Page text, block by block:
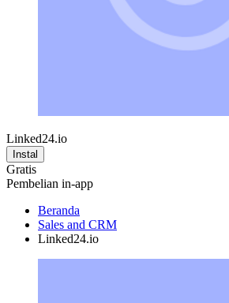
Linked24.io
Instal
Gratis
Pembelian in-app
Beranda
Sales and CRM
Linked24.io